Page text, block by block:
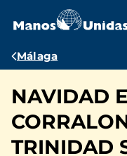
contenido
Ruta
navegación
Málaga
NAVIDAD
TRINIDAD